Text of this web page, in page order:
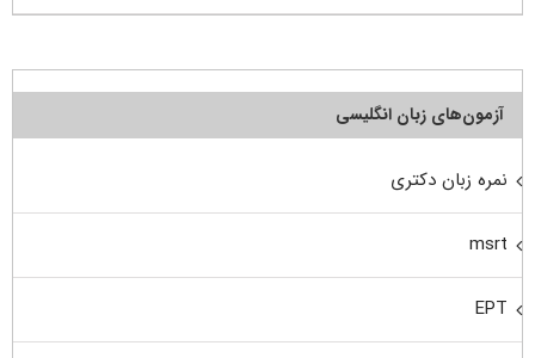
آزمون‌های زبان انگلیسی
نمره زبان دکتری
msrt
EPT